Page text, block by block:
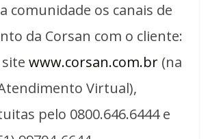
comunidade os canais de
da Corsan com o cliente:
sitewww.corsan.com.br (na
Virtual),
pelo 0800.646.6444 e